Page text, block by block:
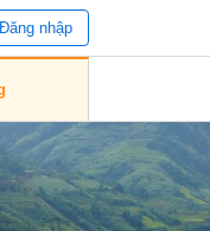
Đăng nhập